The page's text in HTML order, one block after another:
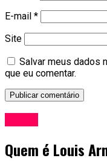
E-mail *
Site
Salvar meus dados
que eu comentar.
Quem é Louis